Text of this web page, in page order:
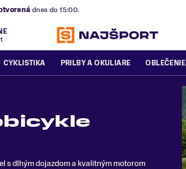
dnes do 15:00.
CYKLISTIKA PRILBY A OKULIARE OBLEČENIE
s dlhým dojazdom a kvalitným motorom